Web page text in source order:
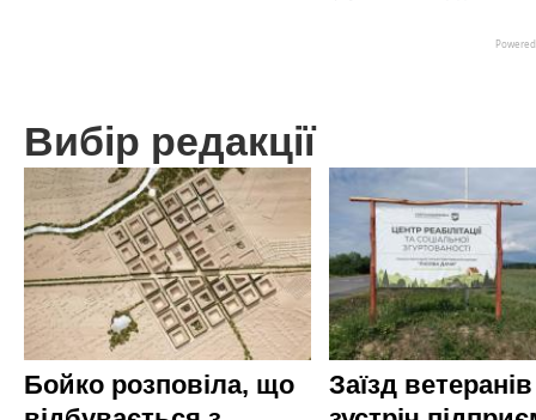
Вибір редакції
Бойко розповіла, що
Заїзд